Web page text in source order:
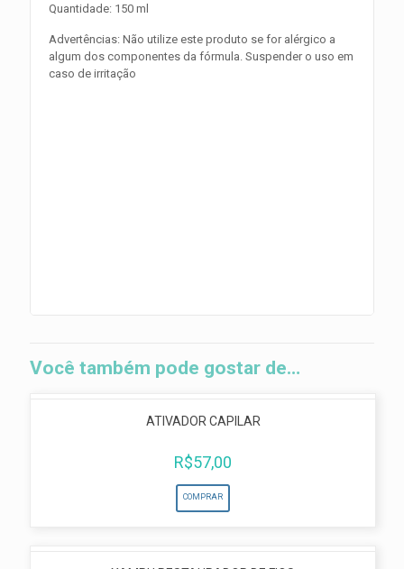
Quantidade: 150 ml
Advertências: Não utilize este produto se for alérgico a
algum dos componentes da fórmula. Suspender o uso em
caso de irritação
Você também pode gostar de…
ATIVADOR CAPILAR
R$57,00
COMPRAR